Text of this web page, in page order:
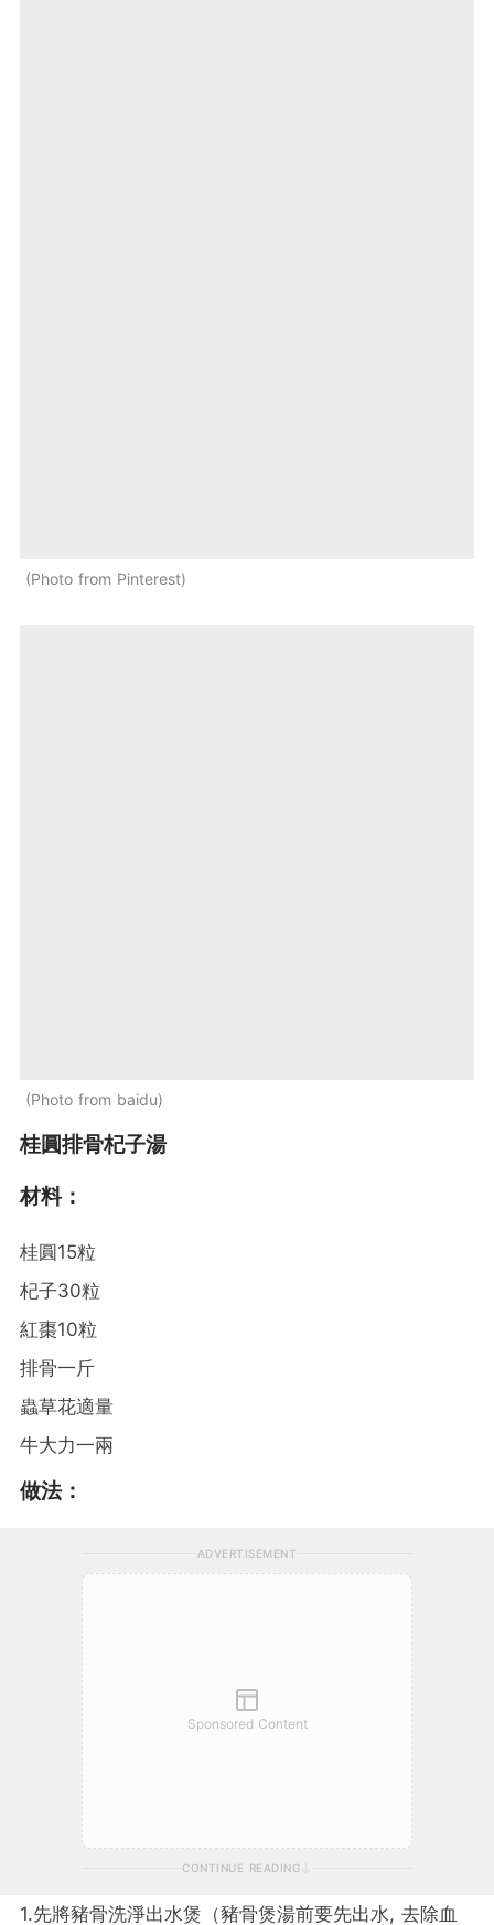
Photo from Pinterest
Photo from baidu
桂圓排骨杞子湯
材料：
桂圓15粒
杞子30粒
紅棗10粒
排骨一斤
蟲草花適量
牛大力一兩
做法：
ADVERTISEMENT
Sponsored Content
CONTINUE READING
1.先將豬骨洗淨出水煲（豬骨煲湯前要先出水, 去除血